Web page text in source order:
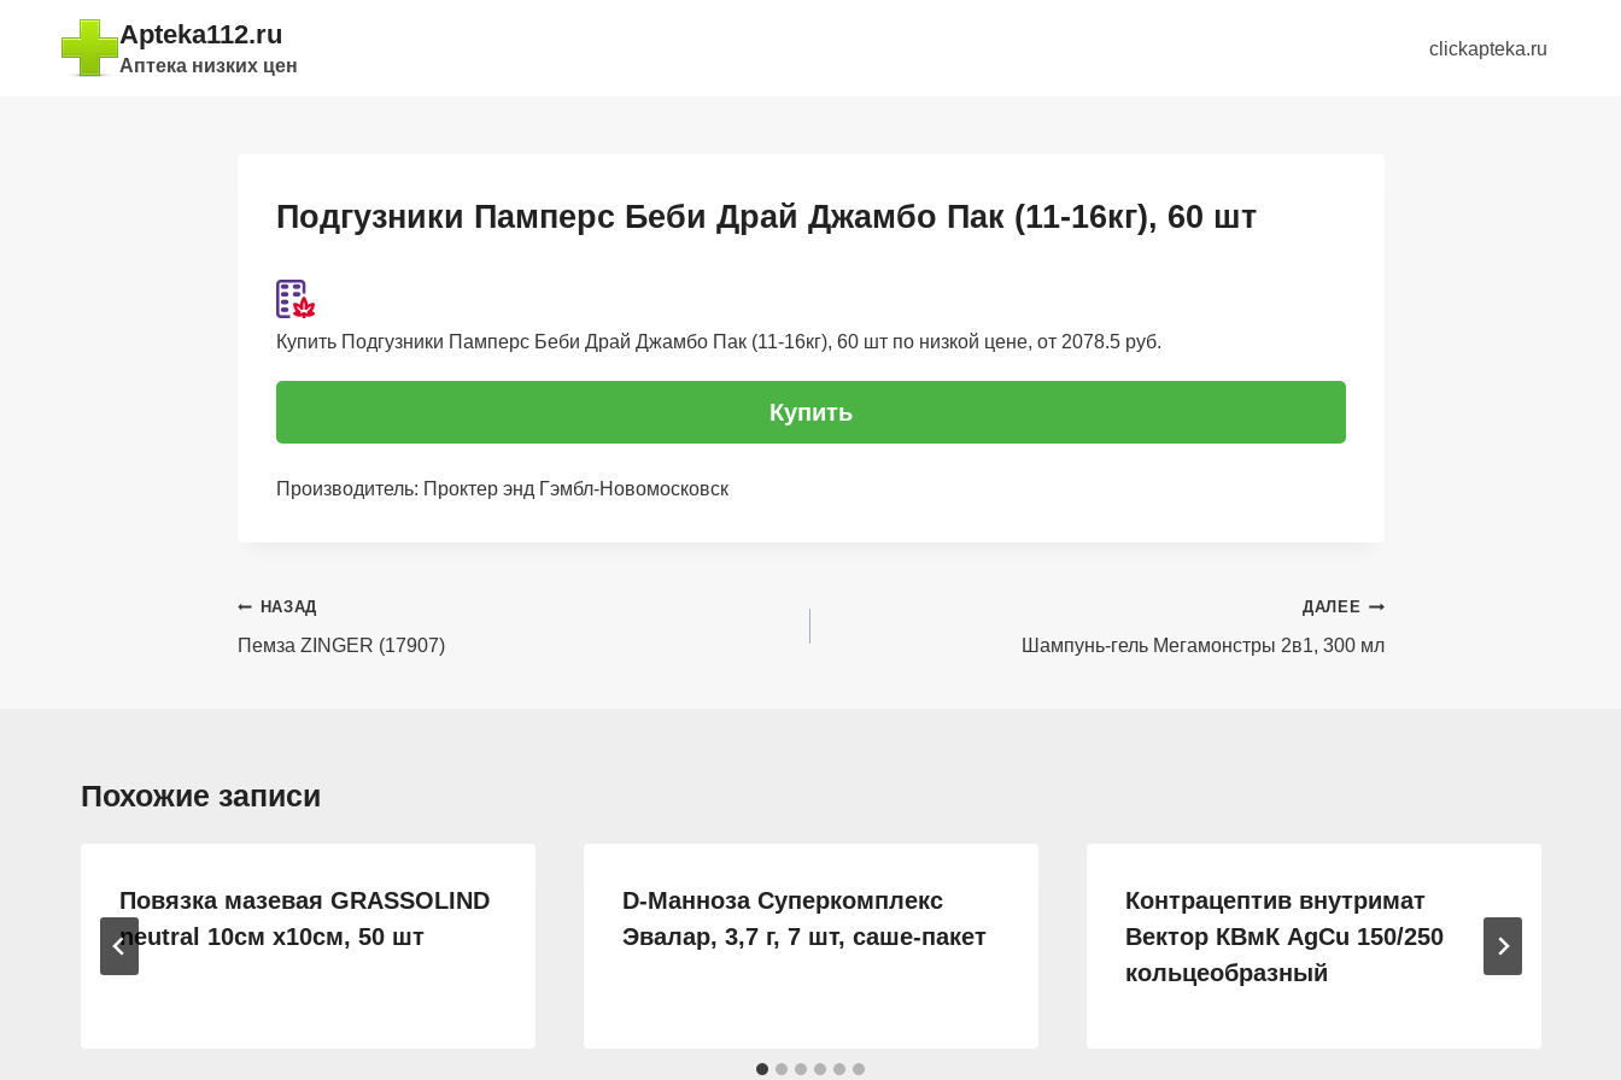
содержимому
Apteka112.ru
Аптека низких цен
clickapteka.ru
Подгузники Памперс Беби Драй Джамбо Пак (11-16кг), 60 шт
Купить Подгузники Памперс Беби Драй Джамбо Пак (11-16кг), 60 шт по низкой цене, от 2078.5 руб.
Купить
Производитель: Проктер энд Гэмбл-Новомосковск
Навигация
по
НАЗАД
Пемза ZINGER (17907)
ДАЛЕЕ
Шампунь-гель Мегамонстры 2в1, 300 мл
Похожие записи
Повязка мазевая GRASSOLIND
neutral 10см х10см, 50 шт
D-Манноза Суперкомплекс
Эвалар, 3,7 г, 7 шт, саше-пакет
Контрацептив внутримат
Вектор КВмК AgCu 150/250
кольцеобразный